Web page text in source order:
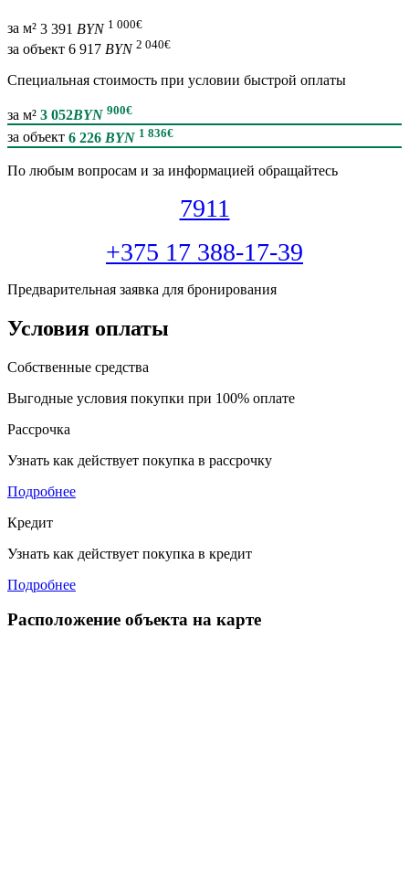
за м² 3 391 BYN 1 000€
за объект 6 917 BYN 2 040€
Специальная cтоимость при условии быстрой оплаты
за м² 3 052BYN 900€
за объект 6 226 BYN 1 836€
По любым вопросам и за информацией обращайтесь
7911
+375 17 388-17-39
Предварительная заявка для бронирования
Условия оплаты
Собственные средства
Выгодные условия покупки при 100% оплате
Рассрочка
Узнать как действует покупка в рассрочку
Подробнее
Кредит
Узнать как действует покупка в кредит
Подробнее
Расположение объекта на карте